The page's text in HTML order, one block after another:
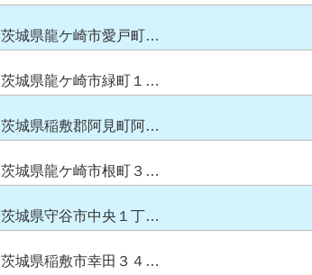
茨城県龍ケ崎市愛戸町…
茨城県龍ケ崎市緑町１…
茨城県稲敷郡阿見町阿…
茨城県龍ケ崎市根町３…
茨城県守谷市中央１丁…
茨城県稲敷市幸田３４…